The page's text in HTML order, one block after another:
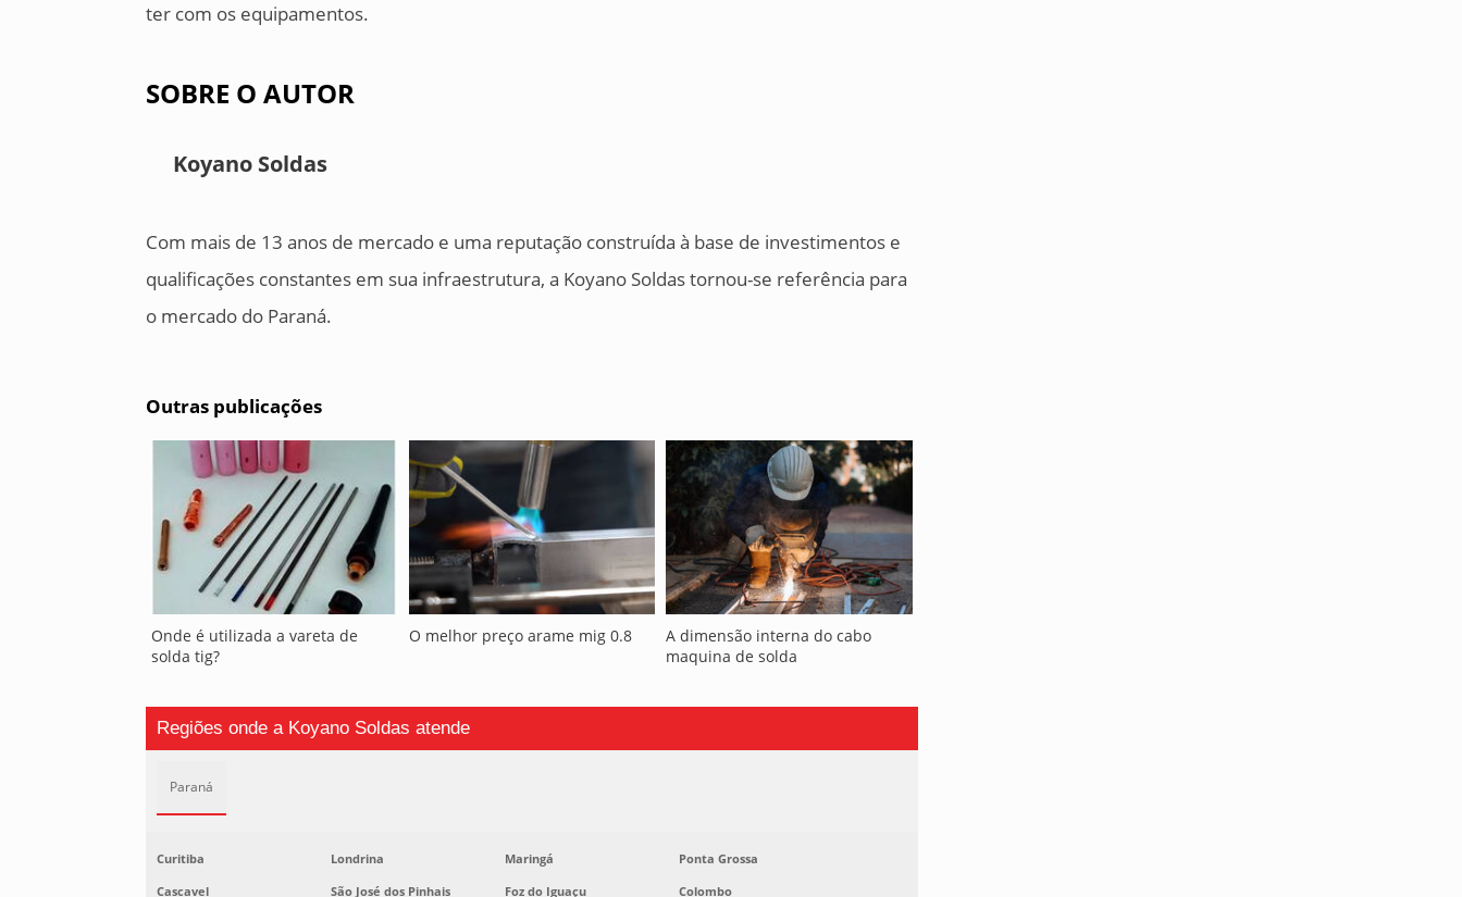
ter com os equipamentos.
SOBRE O AUTOR
Koyano Soldas
Com mais de 13 anos de mercado e uma reputação construída à base de investimentos e
qualificações constantes em sua infraestrutura, a Koyano Soldas tornou-se referência para
o mercado do Paraná.
Outras publicações
Onde é utilizada a vareta de
solda tig?
O melhor preço arame mig 0.8
A dimensão interna do cabo
maquina de solda
Regiões onde a Koyano Soldas atende
Paraná
Curitiba Londrina Maringá
Ponta Grossa
Cascavel
São José dos Pinhais Foz do Iguaçu Colombo